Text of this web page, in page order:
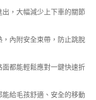
，大幅減少上下車的關節
內附安全束帶，防止跳脫
都能輕鬆應對一鍵快速折
給毛孩舒適、安全的移動